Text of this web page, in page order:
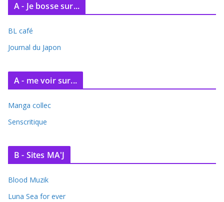
A - Je bosse sur...
BL café
Journal du Japon
A - me voir sur...
Manga collec
Senscritique
B - Sites MA'J
Blood Muzik
Luna Sea for ever